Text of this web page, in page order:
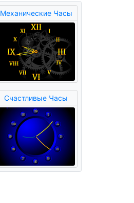
Механические Часы
Счастливые Часы